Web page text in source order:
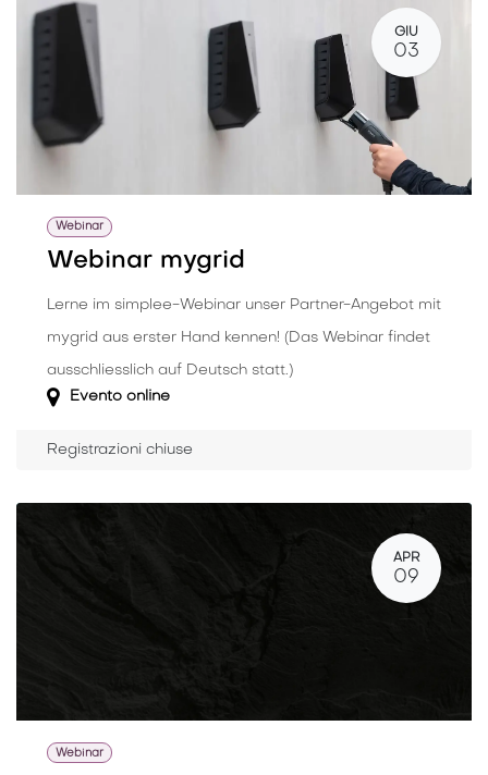
GIU
03
Webinar
Webinar mygrid
Lerne im simplee-Webinar unser Partner-Angebot mit
mygrid aus erster Hand kennen! (Das Webinar findet
ausschliesslich auf Deutsch statt.)
Evento online
Registrazioni chiuse
APR
09
Webinar